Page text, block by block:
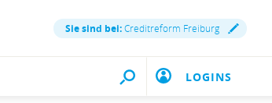
Sie sind bei:Creditreform Freiburg
LOGINS